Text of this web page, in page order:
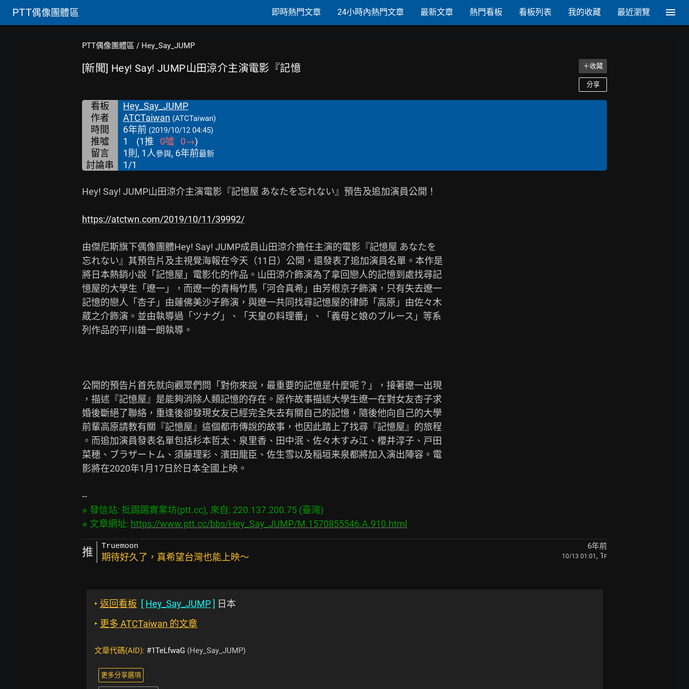
PTT偶像團體區 即時熱門文章 24小時內熱門文章 最新文章 熱門看板 看板列表 我的收藏 最近瀏覽
PTT偶像團體區 / Hey_Say_JUMP
[新聞] Hey! Say! JUMP山田涼介主演電影『記憶 ＋收藏
分享
看板
Hey_Say_JUMP
作者
ATCTaiwan (ATCTaiwan)
時間 6年前 (2019/10/12 04:45)
推噓 1 (1推 0噓 0→)
留言
1則, 1人參與, 6年前最新
討論串 1/1
Hey! Say! JUMP山田涼介主演電影『記憶屋 あなたを忘れない』預告及追加演員公開！
https://atctwn.com/2019/10/11/39992/
由傑尼斯旗下偶像團體Hey! Say! JUMP成員山田涼介擔任主演的電影『記憶屋 あなたを
忘れない』其預告片及主視覺海報在今天（11日）公開，還發表了追加演員名單。本作是
將日本熱銷小說「記憶屋」電影化的作品。山田涼介飾演為了拿回戀人的記憶到處找尋記
憶屋的大學生「遼一」，而遼一的青梅竹馬「河合真希」由芳根京子飾演，只有失去遼一
記憶的戀人「杏子」由蓮佛美沙子飾演，與遼一共同找尋記憶屋的律師「高原」由佐々木
蔵之介飾演。並由執導過「ツナグ」、「天皇の料理番」、「義母と娘のブルース」等系
列作品的平川雄一朗執導。
公開的預告片首先就向觀眾們問「對你來說，最重要的記憶是什麼呢？」，接著遼一出現
，描述『記憶屋』是能夠消除人類記憶的存在。原作故事描述大學生遼一在對女友杏子求
婚後斷絕了聯絡，重逢後卻發現女友已經完全失去有關自己的記憶，隨後他向自己的大學
前輩高原請教有關『記憶屋』這個都市傳說的故事，也因此踏上了找尋『記憶屋』的旅程
。而追加演員發表名單包括杉本哲太、泉里香、田中泯、佐々木すみ江、櫻井淳子、戸田
菜穂、ブラザートム、須藤理彩、濱田龍臣、佐生雪以及稲垣来泉都將加入演出陣容。電
影將在2020年1月17日於日本全國上映。
※ 發信站: 批踢踢實業坊(ptt.cc), 來自: 220.137.200.75 (臺灣)
※ 文章網址: https://www.ptt.cc/bbs/Hey_Say_JUMP/M.1570855546.A.910.html
推 Truemoon 6年前
期待好久了，真希望台灣也能上映～ 10/13 01:01 , 1 F
‣ 返回看板 [ Hey_Say_JUMP] 日本
‣ 更多 ATCTaiwan 的文章
文章代碼(AID): #1TeLfwaG (Hey_Say_JUMP)
更多分享選項